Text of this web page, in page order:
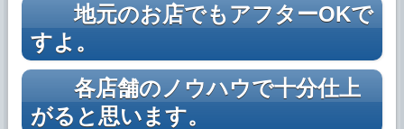
2023年10月22日
ブログに 「◆ヘッドライトリペア事例、更
新中」を追加しました。
2023年10月18日
ブログに 「◆ハンドルリペア事例、更新
中」を追加しました。
地元のお店でもアフターOKで
すよ。
各店舗のノウハウで十分仕上
がると思います。